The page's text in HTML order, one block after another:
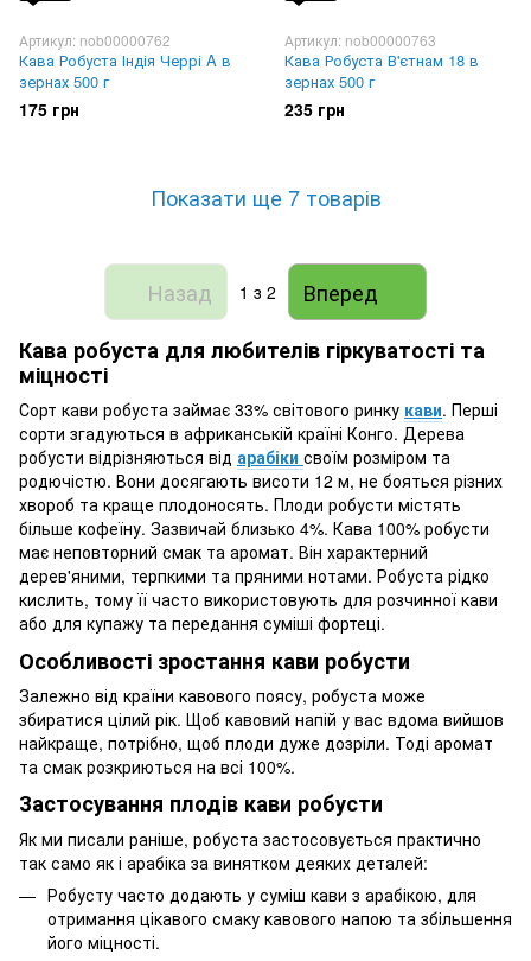
Артикул: nob00000762
Кава Робуста Індія Черрі A в
зернах 500 г
175 грн
Артикул: nob00000763
Кава Робуста В'єтнам 18 в
зернах 500 г
235 грн
Показати ще 7 товарів
Назад 1 з 2
Вперед
Кава робуста для любителів гіркуватості та
міцності
Сорт кави робуста займає 33% світового ринку кави. Перші
сорти згадуються в африканській країні Конго. Дерева
робусти відрізняються від арабіки своїм розміром та
родючістю. Вони досягають висоти 12 м, не бояться різних
хвороб та краще плодоносять. Плоди робусти містять
більше кофеїну. Зазвичай близько 4%. Кава 100% робусти
має неповторний смак та аромат. Він характерний
дерев'яними, терпкими та пряними нотами. Робуста рідко
кислить, тому її часто використовують для розчинної кави
або для купажу та передання суміші фортеці.
Особливості зростання кави робусти
Залежно від країни кавового поясу, робуста може
збиратися цілий рік. Щоб кавовий напій у вас вдома вийшов
найкраще, потрібно, щоб плоди дуже дозріли. Тоді аромат
та смак розкриються на всі 100%.
Застосування плодів кави робусти
Як ми писали раніше, робуста застосовується практично
так само як і арабіка за винятком деяких деталей:
Робусту часто додають у суміш кави з арабікою, для
отримання цікавого смаку кавового напою та збільшення
його міцності.